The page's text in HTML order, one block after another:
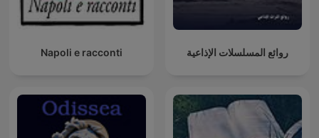
Napoli e racconti روائع المسلسلات الإذاعية